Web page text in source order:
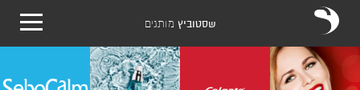
שסטוביץ מותגים